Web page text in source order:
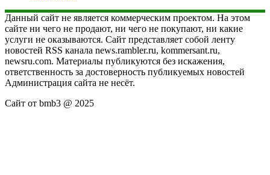
Данный сайт не является коммерческим проектом. На этом
сайте ни чего не продают, ни чего не покупают, ни какие
услуги не оказываются. Сайт представляет собой ленту
новостей RSS канала news.rambler.ru, kommersant.ru,
newsru.com. Материалы публикуются без искажения,
ответственность за достоверность публикуемых новостей
Администрация сайта не несёт.
Сайт от bmb3 @ 2025